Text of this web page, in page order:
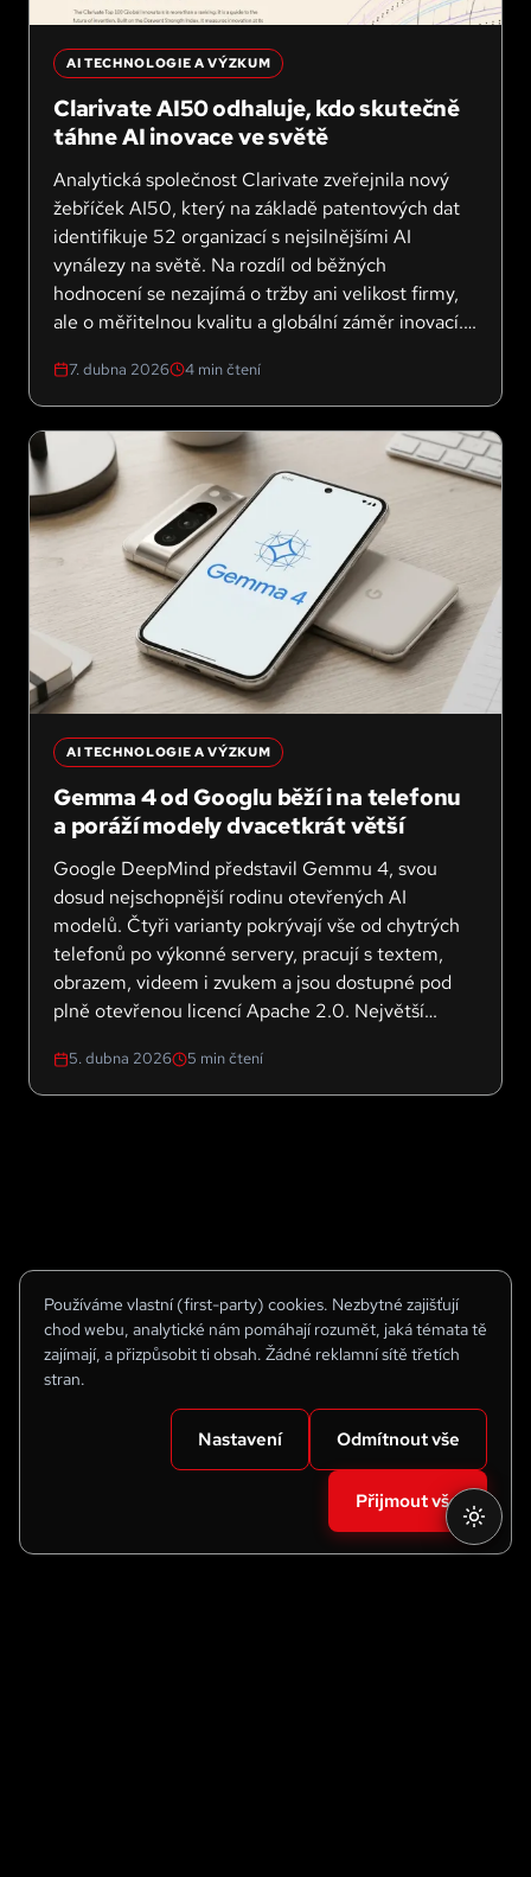
Používáme vlastní (first-party) cookies. Nezbytné zajišťují
chod webu, analytické nám pomáhají rozumět, jaká témata tě
zajímají, a přizpůsobit ti obsah. Žádné reklamní sítě třetích
stran.
Nastavení Odmítnout vše
Přijmout vše
AI TECHNOLOGIE A VÝZKUM
Clarivate AI50 odhaluje, kdo skutečně
táhne AI inovace ve světě
Analytická společnost Clarivate zveřejnila nový
žebříček AI50, který na základě patentových dat
identifikuje 52 organizací s nejsilnějšími AI
vynálezy na světě. Na rozdíl od běžných
hodnocení se nezajímá o tržby ani velikost firmy,
ale o měřitelnou kvalitu a globální záměr inovací.
překvapivé zjištění o tom, kde se skutečná
hodnota koncentruje.
7. dubna 2026 4 min čtení
AI TECHNOLOGIE A VÝZKUM
Gemma 4 od Googlu běží i na telefonu
a poráží modely dvacetkrát větší
Google DeepMind představil Gemmu 4, svou
dosud nejschopnější rodinu otevřených AI
modelů. Čtyři varianty pokrývají vše od chytrých
telefonů po výkonné servery, pracují s textem,
obrazem, videem i zvukem a jsou dostupné pod
plně otevřenou licencí Apache 2.0. Největší
otevřené modely na světě.
5. dubna 2026 5 min čtení